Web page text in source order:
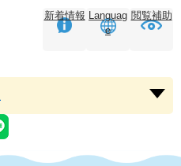
新着情報 Languag
e
閲覧補助
ー